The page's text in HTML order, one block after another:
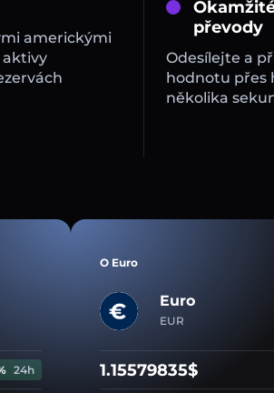
americkými
aktivy
převody
Odesílejte a
hodnotu přes
několika
24h
O Euro
Euro
EUR
1.15579835$